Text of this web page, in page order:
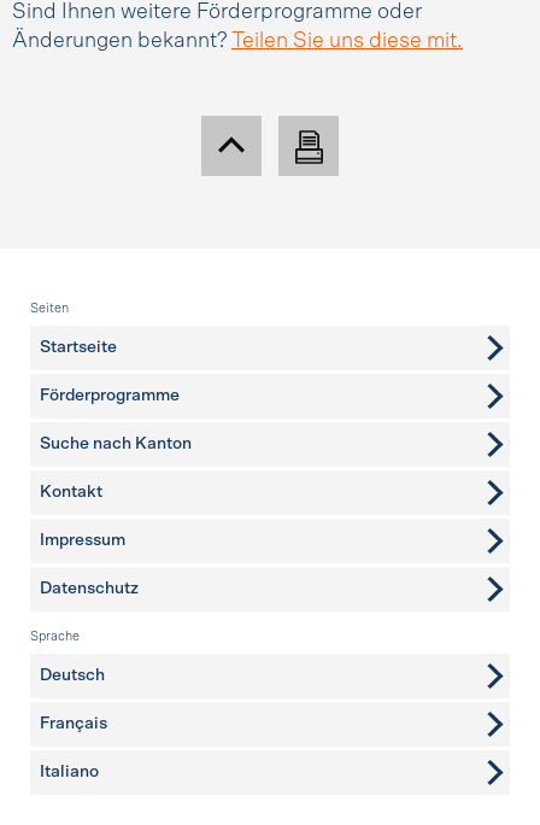
Sind Ihnen weitere Förderprogramme oder
Änderungen bekannt?
Teilen Sie uns diese mit.
Fusszeile
Seiten
Startseite
Förderprogramme
Suche nach Kanton
weitere Seiten
Kontakt
Impressum
Datenschutz
Sprache
Deutsch
Français
Italiano